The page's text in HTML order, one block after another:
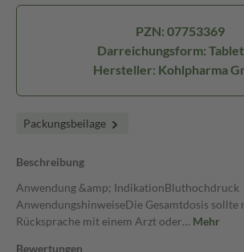
PZN: 07753369
Darreichungsform:
Hersteller: Kohlpharma
Packungsbeilage
Beschreibung
Anwendung &amp; IndikationBluthochdruck
AnwendungshinweiseDie Gesamtdosis sollte
Rücksprache mit einem Arzt oder… Mehr
Bewertungen